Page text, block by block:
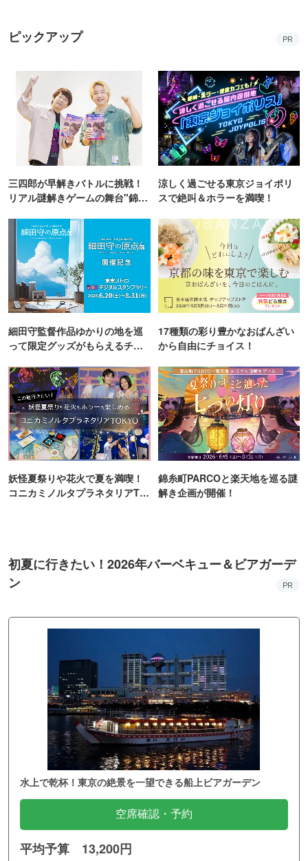
ピックアップ PR
三四郎が早解きバトルに挑戦！
リアル謎解きゲームの舞台"錦糸
涼しく過ごせる東京ジョイポリ
スで絶叫＆ホラーを満喫！
細田守監督作品ゆかりの地を巡
って限定グッズがもらえるチャ
17種類の彩り豊かなおばんざい
から自由にチョイス！
妖怪夏祭りや花火で夏を満喫！
コニカミノルタプラネタリアTO
錦糸町PARCOと楽天地を巡る謎
解き企画が開催！
初夏に行きたい！2026年バーベキュー＆ビアガーデ
ン
PR
水上で乾杯！東京の絶景を一望できる船上ビアガーデン
空席確認・予約
平均予算 13,200円